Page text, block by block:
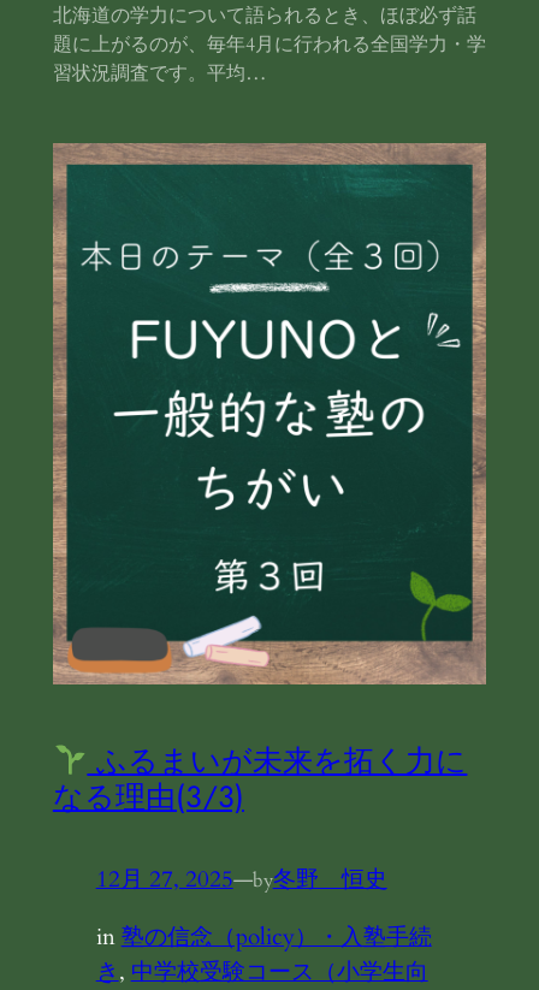
北海道の学力について語られるとき、ほぼ必ず話
題に上がるのが、毎年4月に行われる全国学力・学
習状況調査です。平均…
ふるまいが未来を拓く力に
なる理由(3/3)
12月 27, 2025—by冬野 恒史
in塾の信念（policy）・入塾手続
き, 中学校受験コース（小学生向